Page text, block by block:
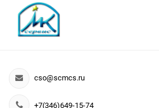
cso@scmcs.ru
+7(346)649-15-74